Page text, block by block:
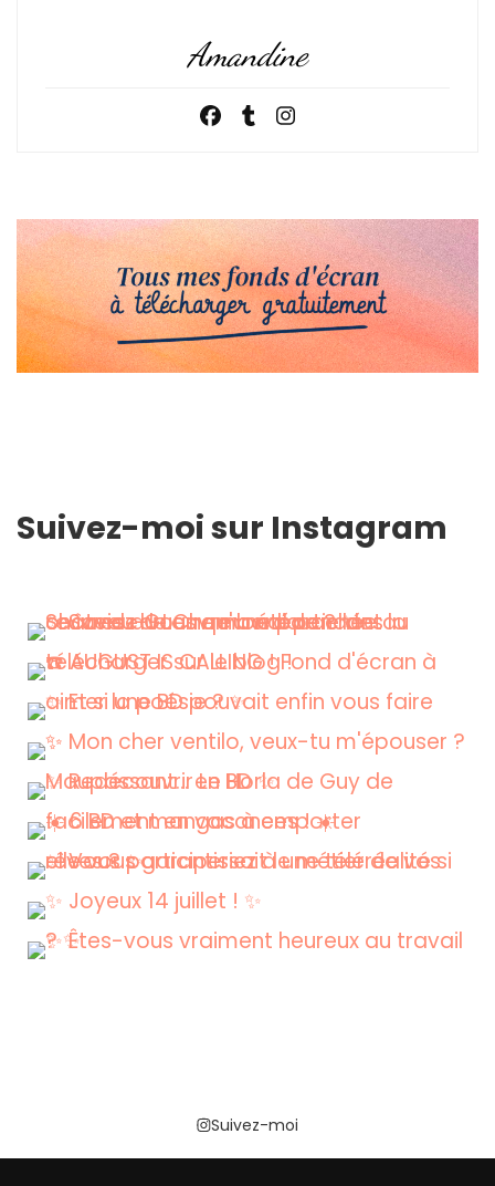
Amandine
Suivez-moi sur Instagram
Suivez-moi